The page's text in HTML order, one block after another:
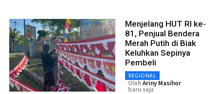
Menjelang HUT RI ke-
81, Penjual Bendera
Merah Putih di Biak
Keluhkan Sepinya
Pembeli
REGIONAL
OlehAriny Masihor
baru saja